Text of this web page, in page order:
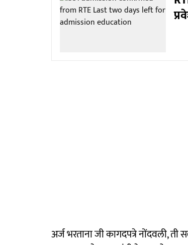
अर्ज भरताना जी कागदपत्रे नोंदवली,